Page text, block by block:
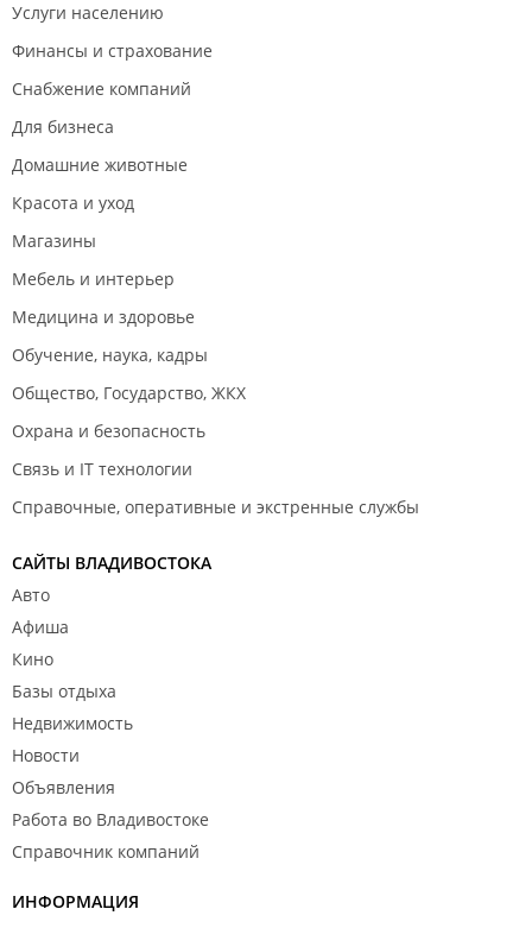
Услуги населению
Финансы и страхование
Снабжение компаний
Для бизнеса
Домашние животные
Красота и уход
Магазины
Мебель и интерьер
Медицина и здоровье
Обучение, наука, кадры
Общество, Государство, ЖКХ
Охрана и безопасность
Связь и IT технологии
Справочные, оперативные и экстренные службы
САЙТЫ ВЛАДИВОСТОКА
Авто
Афиша
Кино
Базы отдыха
Недвижимость
Новости
Объявления
Работа во Владивостоке
Справочник компаний
ИНФОРМАЦИЯ